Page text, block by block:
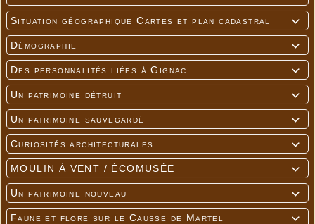

Situation géographique Cartes et plan cadastral

Démographie

Des personnalités liées à Gignac

Un patrimoine détruit

Un patrimoine sauvegardé

Curiosités architecturales

MOULIN À VENT / ÉCOMUSÉE

Un patrimoine nouveau

Faune et flore sur le Causse de Martel